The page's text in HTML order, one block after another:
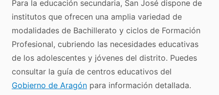
Para la educación secundaria, San José dispone de
institutos que ofrecen una amplia variedad de
modalidades de Bachillerato y ciclos de Formación
Profesional, cubriendo las necesidades educativas
de los adolescentes y jóvenes del distrito. Puedes
consultar la guía de centros educativos del
Gobierno de Aragón para información detallada.